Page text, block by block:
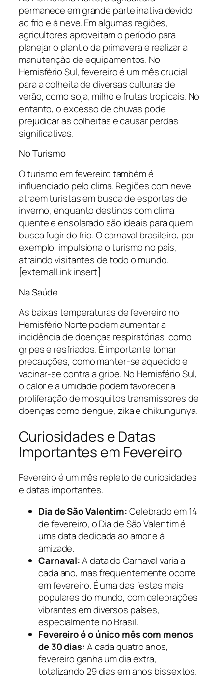
permanece em grande parte inativa devido
ao frio e à neve. Em algumas regiões,
agricultores aproveitam o período para
planejar o plantio da primavera e realizar a
manutenção de equipamentos. No
Hemisfério Sul, fevereiro é um mês crucial
para a colheita de diversas culturas de
verão, como soja, milho e frutas tropicais. No
entanto, o excesso de chuvas pode
prejudicar as colheitas e causar perdas
significativas.
No Turismo
O turismo em fevereiro também é
influenciado pelo clima. Regiões com neve
atraem turistas em busca de esportes de
inverno, enquanto destinos com clima
quente e ensolarado são ideais para quem
busca fugir do frio. O carnaval brasileiro, por
exemplo, impulsiona o turismo no país,
atraindo visitantes de todo o mundo.
[externalLink insert]
Na Saúde
As baixas temperaturas de fevereiro no
Hemisfério Norte podem aumentar a
incidência de doenças respiratórias, como
gripes e resfriados. É importante tomar
precauções, como manter-se aquecido e
vacinar-se contra a gripe. No Hemisfério Sul,
o calor e a umidade podem favorecer a
proliferação de mosquitos transmissores de
doenças como dengue, zika e chikungunya.
Curiosidades e Datas
Importantes em Fevereiro
Fevereiro é um mês repleto de curiosidades
e datas importantes.
Dia de São Valentim:Celebrado em 14
de fevereiro, o Dia de São Valentim é
uma data dedicada ao amor e à
amizade.
Carnaval:A data do Carnaval varia a
cada ano, mas frequentemente ocorre
em fevereiro. É uma das festas mais
populares do mundo, com celebrações
vibrantes em diversos países,
especialmente no Brasil.
Fevereiro é o único mês com menos
de 30 dias:A cada quatro anos,
fevereiro ganha um dia extra,
totalizando 29 dias em anos bissextos.